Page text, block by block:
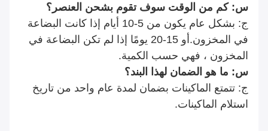
س: كم من الوقت سوف تقوم بشحن العنصر؟
ج: بشكل عام يكون من 5-10 أيام إذا كانت البضاعة
في المخزون.أو 15-20 يومًا إذا لم تكن البضاعة في
المخزون ، فهي حسب الكمية.
س: ما هو الضمان لهذا البند؟
ج: تتمتع الماكينات بضمان لمدة عام واحد من تاريخ
استلام الماكينات.